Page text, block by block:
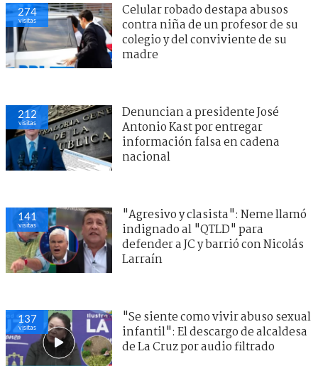
274
visitas
Celular robado destapa abusos
contra niña de un profesor de su
colegio y del conviviente de su
madre
212
visitas
Denuncian a presidente José
Antonio Kast por entregar
información falsa en cadena
nacional
141
visitas
"Agresivo y clasista": Neme llamó
indignado al "QTLD" para
defender a JC y barrió con Nicolás
Larraín
137
visitas
"Se siente como vivir abuso sexual
infantil": El descargo de alcaldesa
de La Cruz por audio filtrado